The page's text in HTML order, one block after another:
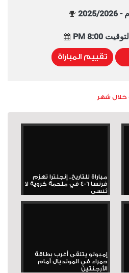
2026
تقييم المباراة
خلال شهر
مباراة للتاريخ.. إنجلترا تهزم
فرنسا 6-4 في ملحمة كروية لا
تُنسى
إمبولو يتلقى أغرب بطاقة
حمراء في المونديال أمام
الأرجنتين